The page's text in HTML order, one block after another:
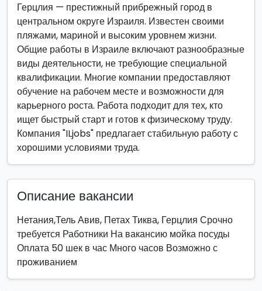
Герцлия — престижный прибрежный город в
центральном округе Израиля. Известен своими
пляжами, мариной и высоким уровнем жизни.
Общие работы в Израиле включают разнообразные
виды деятельности, не требующие специальной
квалификации. Многие компании предоставляют
обучение на рабочем месте и возможности для
карьерного роста. Работа подходит для тех, кто
ищет быстрый старт и готов к физическому труду.
Компания "ILjobs" предлагает стабильную работу с
хорошими условиями труда.
Описание вакансии
Нетания,Тель Авив, Петах Тиква, Герцлия Срочно
требуется Работники На вакансию мойка посуды
Оплата 50 шек в час Много часов Возможно с
проживанием